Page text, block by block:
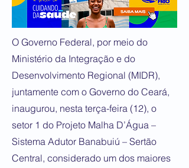
O Governo Federal, por meio do
Ministério da Integração e do
Desenvolvimento Regional (MIDR),
juntamente com o Governo do Ceará,
inaugurou, nesta terça-feira (12), o
setor 1 do Projeto Malha D’Água –
Sistema Adutor Banabuiú – Sertão
Central, considerado um dos maiores